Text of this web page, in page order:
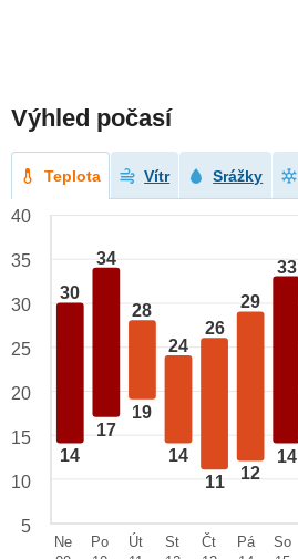
Výhled počasí
Teplota Vítr Srážky
30
14
34
17
28
19
24
14
26
11
29
12
33
14
40
35
30
25
20
15
10
5
Ne
Po
Út
St
Čt
Pá
So